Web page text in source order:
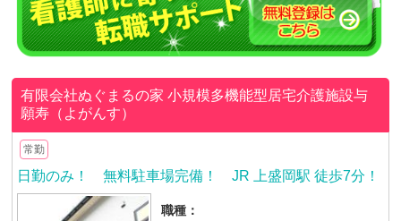
有限会社ぬぐまるの家小規模多機能型居宅介護施設与
願寿（よがんす）
常勤
日勤のみ！ 無料駐車場完備！ JR 上盛岡駅 徒歩7分！
職種：